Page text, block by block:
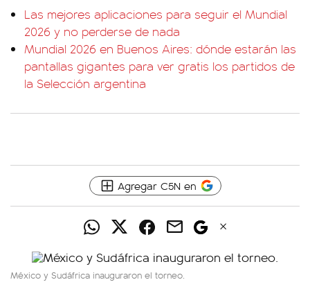
Las mejores aplicaciones para seguir el Mundial
2026 y no perderse de nada
Mundial 2026 en Buenos Aires: dónde estarán las
pantallas gigantes para ver gratis los partidos de
la Selección argentina
Agregar C5N en
México y Sudáfrica inauguraron el torneo.